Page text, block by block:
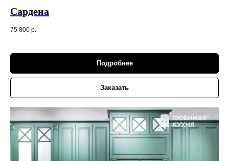
Сардена
75 800 р.
Подробнее
Заказать